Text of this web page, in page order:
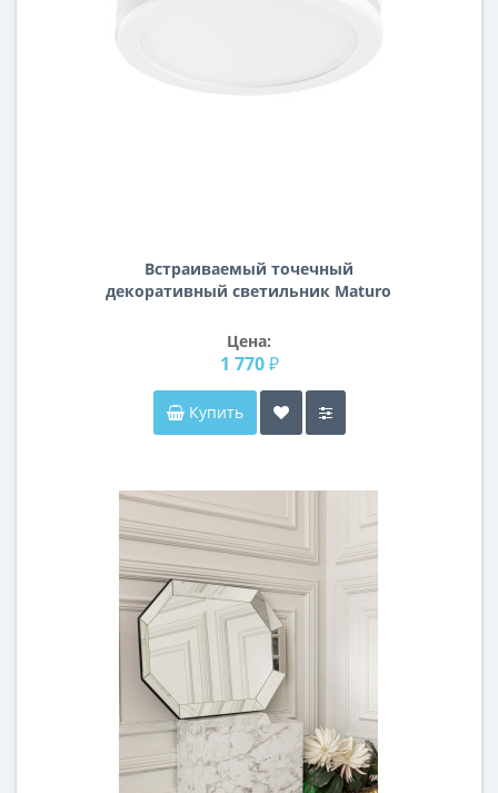
Встраиваемый точечный
декоративный светильник Maturo
Цена:
1 770 ₽
Купить